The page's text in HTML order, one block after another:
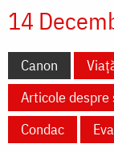
14
Canon
Articole despre
Condac